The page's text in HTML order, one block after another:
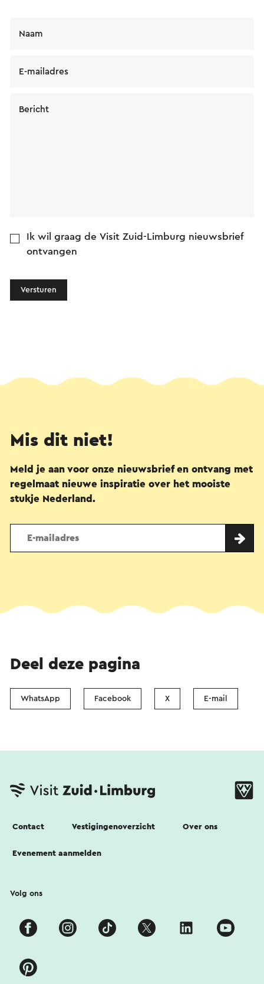
Naam
E-mailadres
Bericht
Ik wil graag de Visit Zuid-Limburg nieuwsbrief
ontvangen
Versturen
Mis dit niet!
Meld je aan voor onze nieuwsbrief en ontvang met
regelmaat nieuwe inspiratie over het mooiste
stukje Nederland.
Deel deze pagina
WhatsApp Facebook X E-mail
Contact Vestigingenoverzicht Over ons
Evenement aanmelden
Volg ons